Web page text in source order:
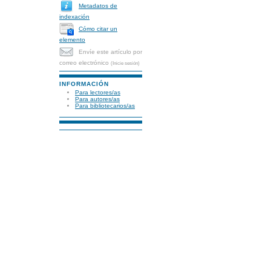
Metadatos de
indexación
Cómo citar un
elemento
Envíe este artículo por
correo electrónico (Inicie sesión)
INFORMACIÓN
Para lectores/as
Para autores/as
Para bibliotecarios/as